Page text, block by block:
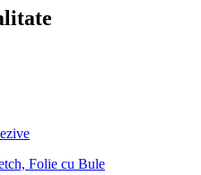
Folie cu Bule